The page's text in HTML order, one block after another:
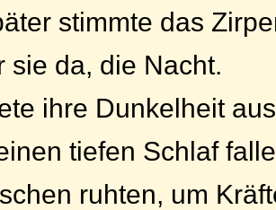
stimmte das
sie da, die Nacht.
ihre Dunkelheit
tiefen Schlaf
ruhten, um